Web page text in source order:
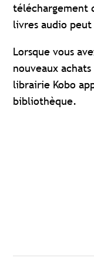
téléchargement
livres audio
Lorsque vous
nouveaux
librairie Kobo
bibliothèque.